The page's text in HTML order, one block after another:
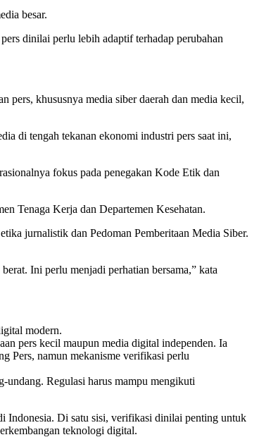
besar.
dinilai perlu lebih adaptif terhadap perubahan
pers, khususnya media siber daerah dan media kecil,
di tengah tekanan ekonomi industri pers saat ini,
fokus pada penegakan Kode Etik dan
Tenaga Kerja dan Departemen Kesehatan.
jurnalistik dan Pedoman Pemberitaan Media Siber.
Ini perlu menjadi perhatian bersama,” kata
modern.
pers kecil maupun media digital independen. Ia
Pers, namun mekanisme verifikasi perlu
undang. Regulasi harus mampu mengikuti
Indonesia. Di satu sisi, verifikasi dinilai penting untuk
teknologi digital.